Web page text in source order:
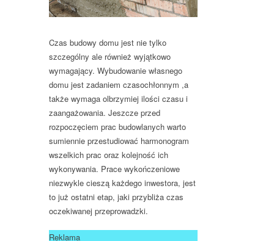
Czas budowy domu jest nie tylko
szczególny ale również wyjątkowo
wymagający. Wybudowanie własnego
domu jest zadaniem czasochłonnym ,a
także wymaga olbrzymiej ilości czasu i
zaangażowania. Jeszcze przed
rozpoczęciem prac budowlanych warto
sumiennie przestudiować harmonogram
wszelkich prac oraz kolejność ich
wykonywania. Prace wykończeniowe
niezwykle cieszą każdego inwestora, jest
to już ostatni etap, jaki przybliża czas
oczekiwanej przeprowadzki.
Reklama